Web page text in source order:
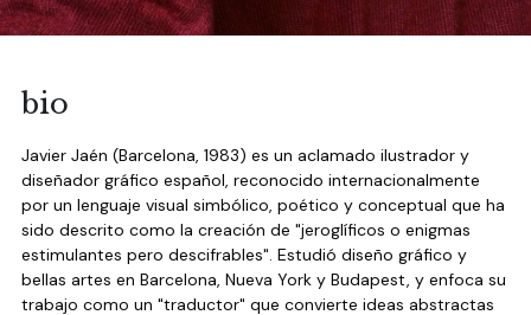
bio
Javier Jaén (Barcelona, 1983) es un aclamado ilustrador y
diseñador gráfico español, reconocido internacionalmente
por un lenguaje visual simbólico, poético y conceptual que ha
sido descrito como la creación de "jeroglíficos o enigmas
estimulantes pero descifrables". Estudió diseño gráfico y
bellas artes en Barcelona, Nueva York y Budapest, y enfoca su
trabajo como un "traductor" que convierte ideas abstractas